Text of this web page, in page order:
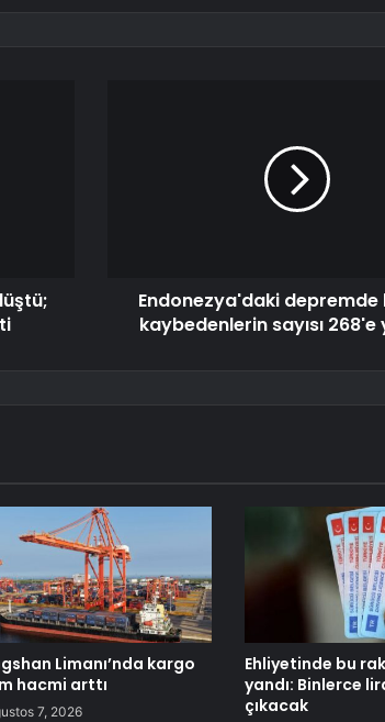
Endonezya'daki depremde
kaybedenlerin sayısı 268'e
Limanı’nda kargo
hacmi arttı
7, 2026
Ehliyetinde bu
yandı: Binlerce
çıkacak